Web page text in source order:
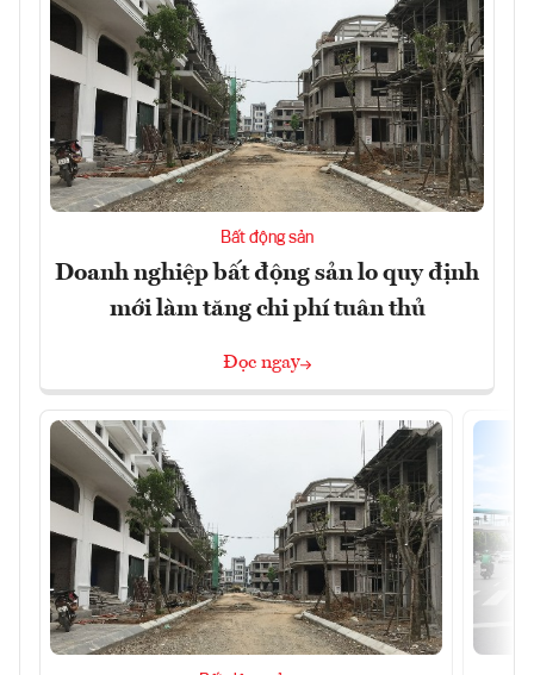
Bất động sản
Doanh nghiệp bất động sản lo quy định
mới làm tăng chi phí tuân thủ
Đọc ngay